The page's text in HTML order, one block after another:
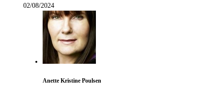
02/08/2024
Anette Kristine Poulsen